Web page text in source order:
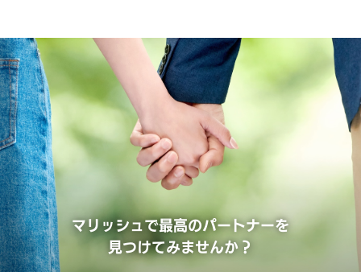
マリッシュで最高のパートナーを
見つけてみませんか？